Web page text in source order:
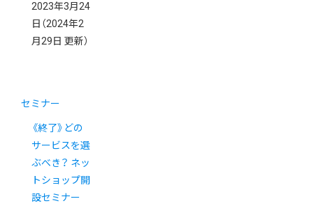
2023年3月24
日 （2024年2
月29日 更新）
セミナー
《終了》どの
サービスを選
ぶべき？ ネッ
トショップ開
設セミナー